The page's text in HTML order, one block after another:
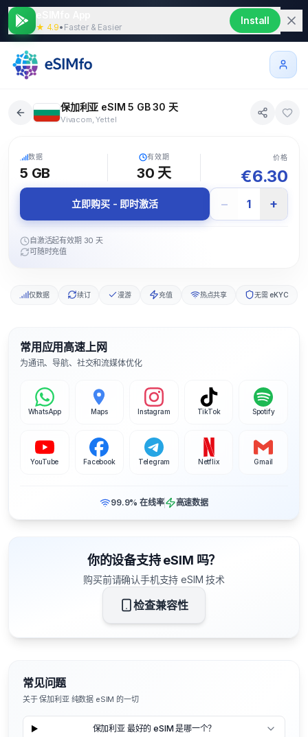
★ 4.9• Faster & Easier
Install
保加利亚 eSIM 5 GB 30 天
Vivacom, Yettel
数据
5 GB
有效期
30 天
价格
€6.30
立即购买 - 即时激活 − 1 +
自激活起有效期 30 天
可随时充值
仅数据 续订 漫游 充值 热点共享 无需 eKYC
常用应用高速上网
为通讯、导航、社交和流媒体优化
WhatsApp Maps Instagram TikTok Spotify
YouTube Facebook Telegram Netflix Gmail
99.9% 在线率 高速数据
你的设备支持 eSIM 吗？
购买前请确认手机支持 eSIM 技术
检查兼容性
常见问题
关于 保加利亚 纯数据 eSIM 的一切
保加利亚 最好的 eSIM 是哪一个？